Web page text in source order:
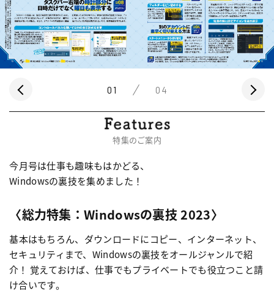
01 04
特集のご案内
今月号は仕事も趣味もはかどる、
Windowsの裏技を集めました！
〈総力特集：Windowsの裏技 2023〉
基本はもちろん、ダウンロードにコピー、インターネット、
セキュリティまで、Windowsの裏技をオールジャンルで紹
介！ 覚えておけば、仕事でもプライベートでも役立つこと請
け合いです。